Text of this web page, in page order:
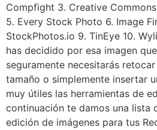
Compfight 3. Creative
5. Every Stock Photo 6. Image
StockPhotos.io 9. TinEye 10.
has decidido por esa imagen
seguramente necesitarás
tamaño o simplemente insertar
muy útiles las herramientas de
continuación te damos una lista
edición de imágenes para tus